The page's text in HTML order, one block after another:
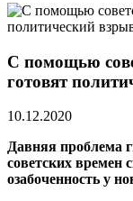
С помощью
готовят
10.12.2020
Давняя проблема
советских времен
озабоченность у